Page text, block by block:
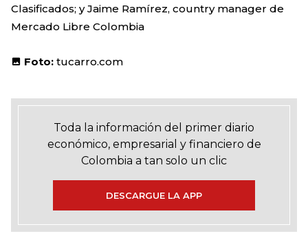
Clasificados; y Jaime Ramírez, country manager de
Mercado Libre Colombia
Foto: tucarro.com
Toda la información del primer diario
económico, empresarial y financiero de
Colombia a tan solo un clic
DESCARGUE LA APP